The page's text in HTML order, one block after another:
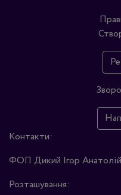
Контакти:
ФОП Дикий Ігор
Розташування: